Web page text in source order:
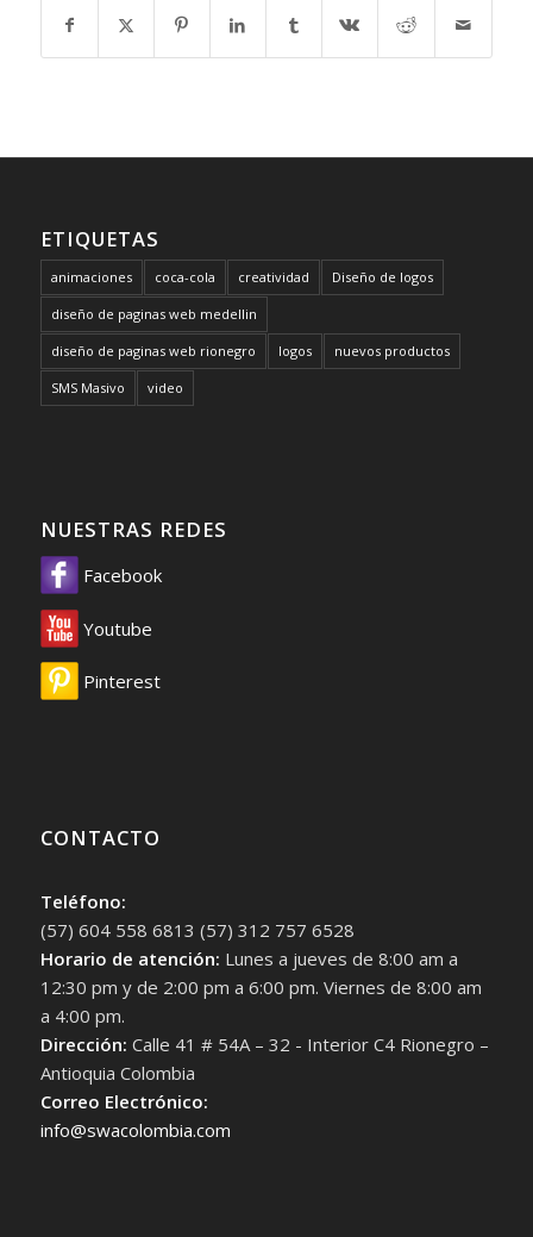
ETIQUETAS
animaciones coca-cola creatividad Diseño de logos
diseño de paginas web medellin
diseño de paginas web rionegro logos nuevos productos
SMS Masivo video
NUESTRAS REDES
Facebook
Youtube
Pinterest
CONTACTO
Teléfono:
(57) 604 558 6813 (57) 312 757 6528
Horario de atención: Lunes a jueves de 8:00 am a
12:30 pm y de 2:00 pm a 6:00 pm. Viernes de 8:00 am
a 4:00 pm.
Dirección: Calle 41 # 54A – 32 - Interior C4 Rionegro –
Antioquia Colombia
Correo Electrónico:
info@swacolombia.com